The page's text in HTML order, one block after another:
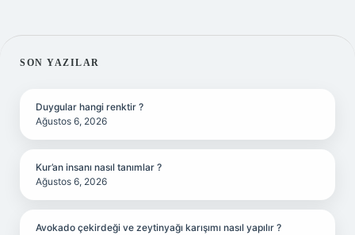
SIDEBAR
SON YAZILAR
Duygular hangi renktir ?
Ağustos 6, 2026
Kur’an insanı nasıl tanımlar ?
Ağustos 6, 2026
Avokado çekirdeği ve zeytinyağı karışımı nasıl yapılır ?